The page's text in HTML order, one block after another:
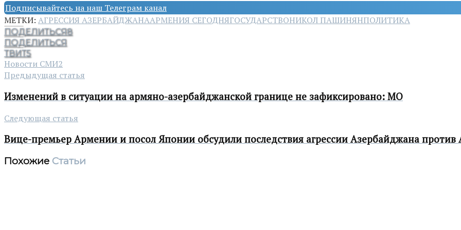
Подписывайтесь на наш Телеграм канал
МЕТКИ: АГРЕССИЯ АЗЕРБАЙДЖАНААРМЕНИЯ СЕГОДНЯГОСУДАРСТВОНИКОЛ ПАШИНЯНПОЛИТИКА
ПОДЕЛИТЬСЯ8
ПОДЕЛИТЬСЯ
ТВИТ5
Новости СМИ2
Предыдущая статья
Изменений в ситуации на армяно-азербайджанской границе не зафиксировано: МО
Следующая статья
Вице-премьер Армении и посол Японии обсудили последствия агрессии Азербайджана
Похожие Статьи